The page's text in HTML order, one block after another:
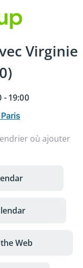
Virginie
- 19:00
où ajouter
Web